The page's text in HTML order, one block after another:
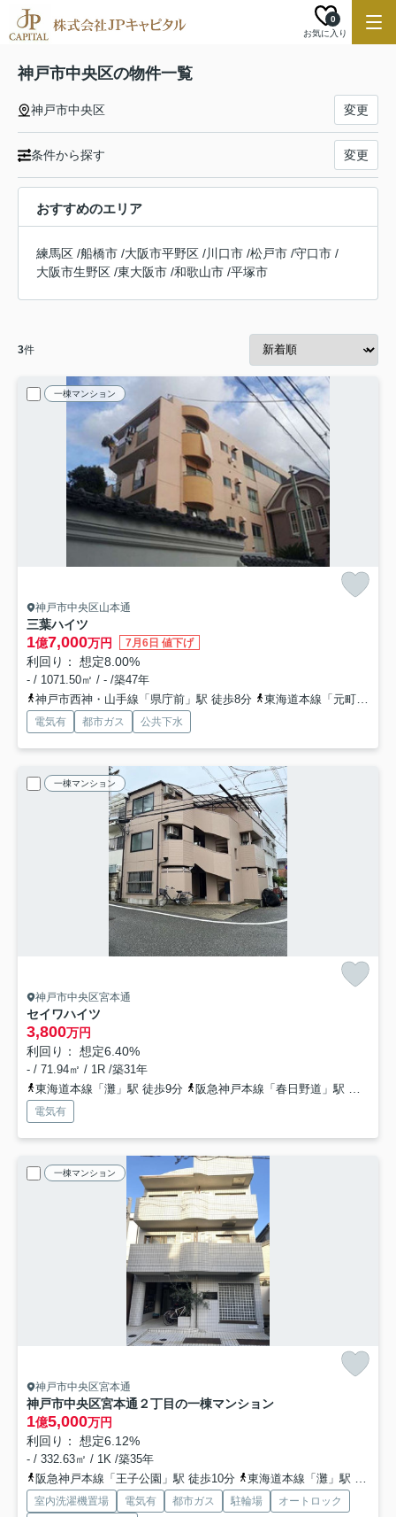
お気に入り
0
神戸市中央区の物件一覧
神戸市中央区 変更
条件から探す 変更
おすすめのエリア
練馬区 /船橋市 /大阪市平野区 /川口市 /松戸市 /守口市 /
大阪市生野区 /東大阪市 /和歌山市 /平塚市
3件
一棟マンション
神戸市中央区山本通
三葉ハイツ
1億7,000万円 7月6日 値下げ
利回り： 想定8.00%
- / 1071.50㎡ / - /築47年
神戸市西神・山手線「県庁前」駅 徒歩8分
東海道本線「元町」駅 徒歩11分
電気有 都市ガス 公共下水
一棟マンション
神戸市中央区宮本通
セイワハイツ
3,800万円
利回り： 想定6.40%
- / 71.94㎡ / 1R /築31年
東海道本線「灘」駅 徒歩9分
阪急神戸本線「春日野道」駅 徒歩10分
電気有
一棟マンション
神戸市中央区宮本通
神戸市中央区宮本通２丁目の一棟マンション
1億5,000万円
利回り： 想定6.12%
- / 332.63㎡ / 1K /築35年
阪急神戸本線「王子公園」駅 徒歩10分
東海道本線「灘」駅 徒歩10分
室内洗濯機置場 電気有 都市ガス 駐輪場
オートロック